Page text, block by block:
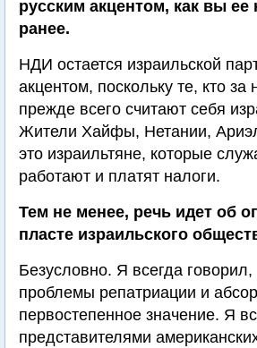
русским акцентом, как вы ее
ранее.
НДИ остается израильской
акцентом, поскольку те, кто за
прежде всего считают себя
Жители Хайфы, Нетании,
это израильтяне, которые
работают и платят налоги.
Тем не менее, речь идет об
пласте израильского
Безусловно. Я всегда
проблемы репатриации и
первостепенное значение. Я
представителями